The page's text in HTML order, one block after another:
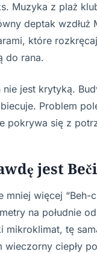
Muzyka z plaż
deptak wzdłuż
które
do rana.
jest krytyką.
Problem
pokrywa się z
jest
mniej więcej “Beh-
na południe
mikroklimat, tę
wieczorny ciepły